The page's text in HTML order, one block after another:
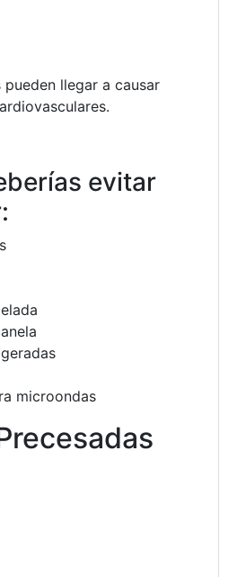
pueden llegar a causar
evitar
microondas